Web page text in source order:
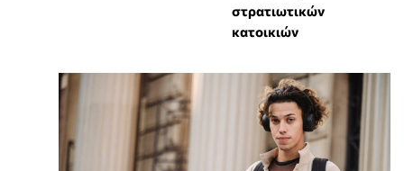
στρατιωτικών
κατοικιών